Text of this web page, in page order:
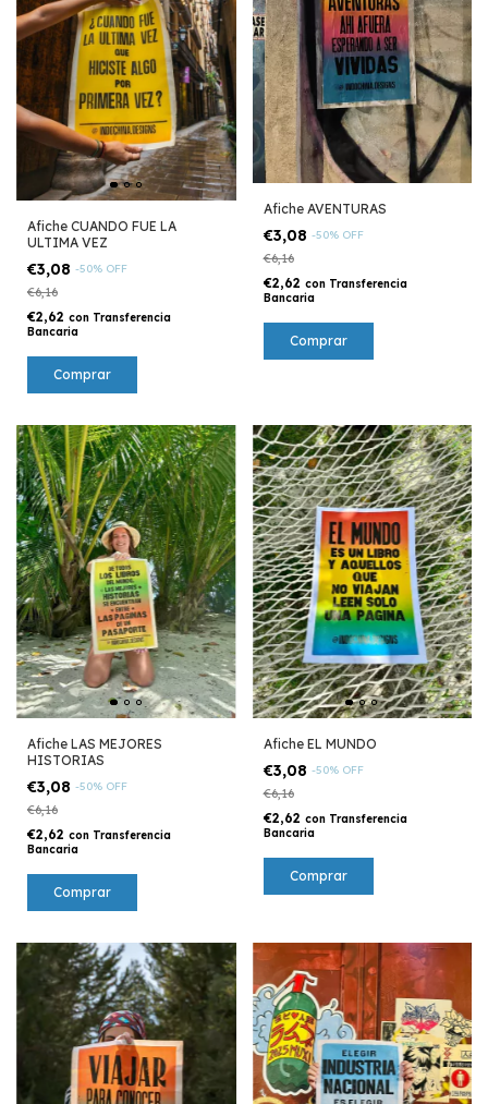
Afiche CUANDO FUE LA
ULTIMA VEZ
€3,08 -50% OFF
€6,16
€2,62 con Transferencia
Bancaria
Afiche AVENTURAS
€3,08 -50% OFF
€6,16
€2,62 con Transferencia
Bancaria
Afiche LAS MEJORES
HISTORIAS
€3,08 -50% OFF
€6,16
€2,62 con Transferencia
Bancaria
Afiche EL MUNDO
€3,08 -50% OFF
€6,16
€2,62 con Transferencia
Bancaria